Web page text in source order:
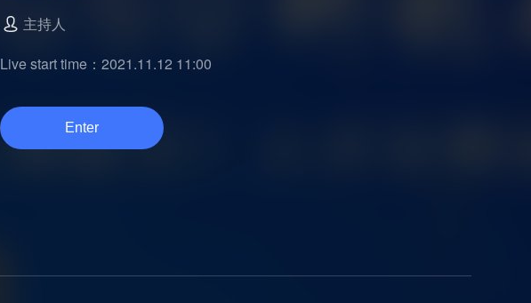
主持人
Live start time：2021.11.12 11:00
Enter